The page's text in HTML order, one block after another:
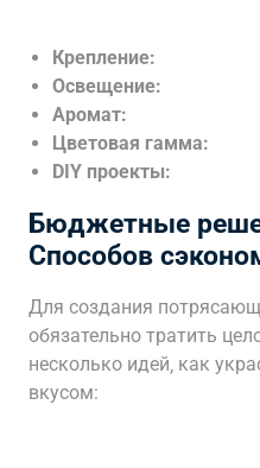
Крепление:
Освещение:
Аромат:
Цветовая гамма:
DIY проекты:
Бюджетные
Способов
Для создания
обязательно тратить
несколько идей‚ как
вкусом: